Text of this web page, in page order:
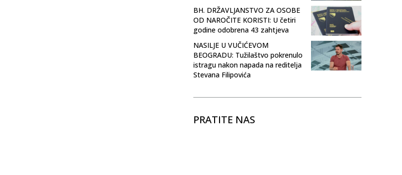
BH. DRŽAVLJANSTVO ZA OSOBE
OD NAROČITE KORISTI: U četiri
godine odobrena 43 zahtjeva
NASILJE U VUČIĆEVOM
BEOGRADU: Tužilaštvo pokrenulo
istragu nakon napada na reditelja
Stevana Filipovića
PRATITE NAS